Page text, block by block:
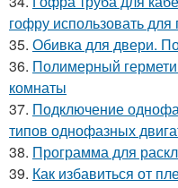
гофру использовать
35. Обивка для двери.
36. Полимерный
комнаты
37. Подключение
типов однофазных
38. Программа для
39. Как избавиться от